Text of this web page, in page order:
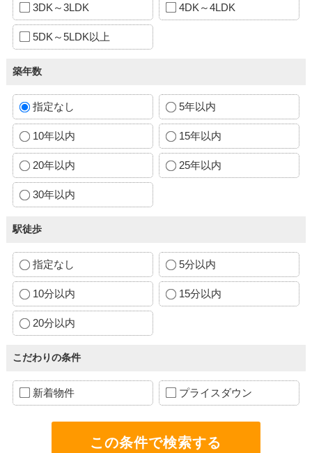
3DK～3LDK 4DK～4LDK
5DK～5LDK以上
築年数
指定なし 5年以内
10年以内 15年以内
20年以内 25年以内
30年以内
駅徒歩
指定なし 5分以内
10分以内 15分以内
20分以内
こだわりの条件
新着物件 プライスダウン